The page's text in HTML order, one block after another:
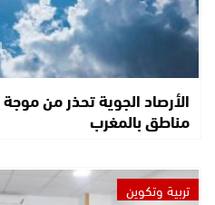
الأرصاد الجوية تحذر من
مناطق بالمغرب
تربية وتكوين